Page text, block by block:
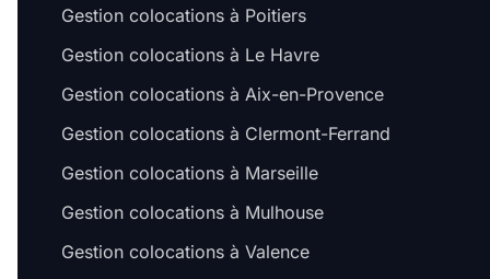
Gestion colocations à Poitiers
Gestion colocations à Le Havre
Gestion colocations à Aix-en-Provence
Gestion colocations à Clermont-Ferrand
Gestion colocations à Marseille
Gestion colocations à Mulhouse
Gestion colocations à Valence